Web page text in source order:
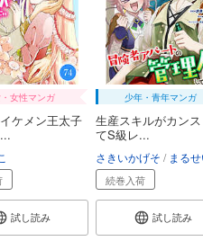
女性マンガ
ケメン王太子
試し読み
少年・青年マンガ
生産スキルがカン
てS級レ...
さきいかげそ まる
続巻入荷
試し読み